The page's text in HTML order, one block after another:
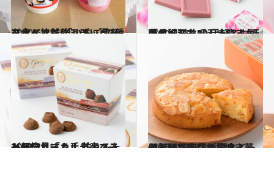
2020.6.6
ファミマ新作フラッペ2種を食べ比べ 「いちごフラッペ」で甘酸っぱい夏を
グルメ 2020.2.15
「成城石井」手土産人気商品ベスト10 手軽でお洒落と評判を呼んでいるもの
グルメ
2020.2.21
一目惚れ「カルディコーヒーファーム」 訪れるたび新発見する手土産ベスト10
グルメ 2020.6.28
伊勢丹新宿店の夏スイーツ3品♡ 爽やかな焼き菓子を編集部員が実食！
グルメ